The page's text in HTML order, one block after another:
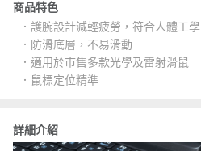
商品特色
．護腕設計減輕疲勞，符合人體工學
．防滑底層，不易滑動
．適用於市售多款光學及雷射滑鼠
．鼠標定位精準
詳細介紹